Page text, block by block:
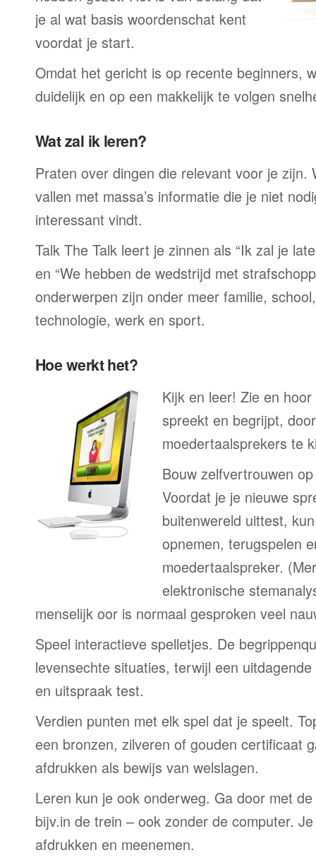
je al wat basis woordenschat kent
voordat je start.
Omdat het gericht is op recente beginners,
duidelijk en op een makkelijk te volgen
Wat zal ik leren?
Praten over dingen die relevant voor je zijn.
vallen met massa’s informatie die je niet
interessant vindt.
Talk The Talk leert je zinnen als “Ik zal je
en “We hebben de wedstrijd met
onderwerpen zijn onder meer familie,
technologie, werk en sport.
Hoe werkt het?
Kijk en leer! Zie en
spreekt en begrijpt,
moedertaalsprekers te
Bouw zelfvertrouwen
Voordat je je nieuwe
buitenwereld uittest,
opnemen, terugspelen
moedertaalspreker.
elektronische
menselijk oor is normaal gesproken veel
Speel interactieve spelletjes. De
levensechte situaties, terwijl een
en uitspraak test.
Verdien punten met elk spel dat je speelt.
een bronzen, zilveren of gouden certificaat
afdrukken als bewijs van welslagen.
Leren kun je ook onderweg. Ga door met
bijv.in de trein – ook zonder de computer.
afdrukken en meenemen.